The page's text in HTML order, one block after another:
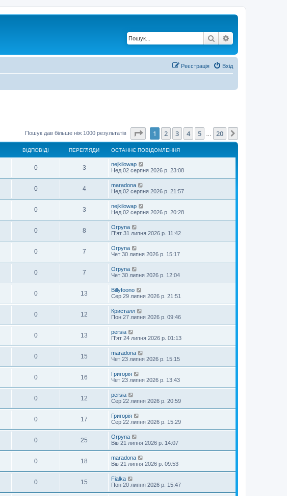
Пошук
Вхід
Реєстрація
Пошук дав більше ніж 1000 результатів Сторінка 1з 20
1 2 3 4 5 20
ВІДПОВІДІ ПЕРЕГЛЯДИ ОСТАННЄ ПОВІДОМЛЕННЯ
0 3
nejkilowap
Нед 02 серпня 2026 р. 23:08
0 4
maradona
Нед 02 серпня 2026 р. 21:57
0 3
nejkilowap
Нед 02 серпня 2026 р. 20:28
0 8
Orpyna
П'ят 31 липня 2026 р. 11:42
0 7
Orpyna
Чет 30 липня 2026 р. 15:17
0 7
Orpyna
Чет 30 липня 2026 р. 12:04
0 13
Billyfoono
Сер 29 липня 2026 р. 21:51
0 12
Кристалл
Пон 27 липня 2026 р. 09:46
0 13
persia
П'ят 24 липня 2026 р. 01:13
0 15
maradona
Чет 23 липня 2026 р. 15:15
0 16
Григорія
Чет 23 липня 2026 р. 13:43
0 12
persia
Сер 22 липня 2026 р. 20:59
0 17
Григорія
Сер 22 липня 2026 р. 15:29
0 25
Orpyna
Вів 21 липня 2026 р. 14:07
0 18
maradona
Вів 21 липня 2026 р. 09:53
0 15
Fialka
Пон 20 липня 2026 р. 15:47